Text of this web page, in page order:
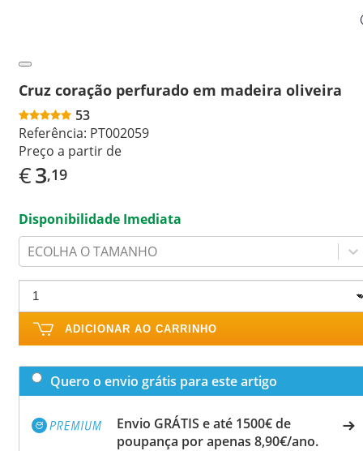
Cruz coração perfurado em madeira oliveira
53
Referência: PT002059
Preço a partir de
€3,19
Disponibilidade Imediata
ECOLHA O TAMANHO
ADICIONAR AO CARRINHO
Quero o envio grátis para este artigo
Envio GRÁTIS e até 1500€ de
poupança por apenas 8,90€/ano.